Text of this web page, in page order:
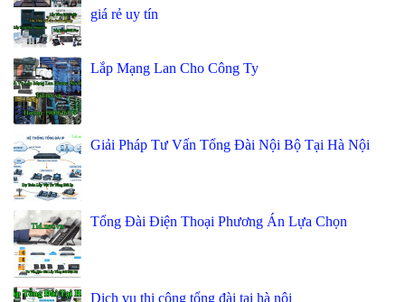
giá rẻ uy tín
Lắp Mạng Lan Cho Công Ty
Giải Pháp Tư Vấn Tổng Đài Nội Bộ Tại Hà Nội
Tổng Đài Điện Thoại Phương Án Lựa Chọn
Dịch vụ thi công tổng đài tại hà nội